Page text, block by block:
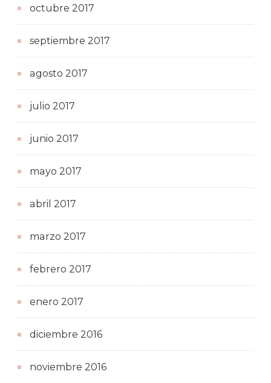
octubre 2017
septiembre 2017
agosto 2017
julio 2017
junio 2017
mayo 2017
abril 2017
marzo 2017
febrero 2017
enero 2017
diciembre 2016
noviembre 2016